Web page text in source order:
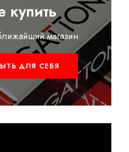
купить
магазин
ДЛЯ СЕБЯ